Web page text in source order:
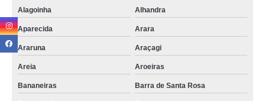
aluguel de sala de reuniões Ingá
onde tem salas de reunião para alugar por hora João Pessoa
aluguel de sala de reuniões preço Santa Rita
onde tem sala de reuniões para alugar Maracanaú
Alagoinha Alhandra
Aparecida Arara
Araruna Araçagi
Areia Aroeiras
Bananeiras Barra de Santa Rosa